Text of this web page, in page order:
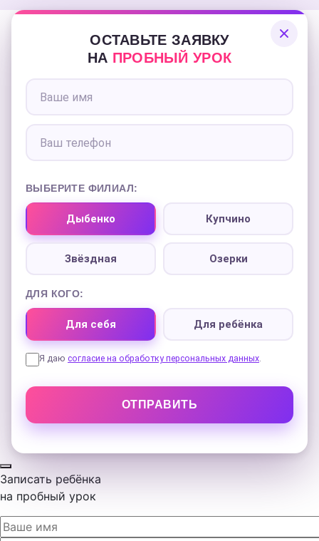
ОСТАВЬТЕ ЗАЯВКУ
НА ПРОБНЫЙ УРОК
ВЫБЕРИТЕ ФИЛИАЛ:
Дыбенко Купчино
Звёздная Озерки
ДЛЯ КОГО:
Для себя Для ребёнка
Я даю согласие на обработку персональных данных.
Записать ребёнка
на пробный урок